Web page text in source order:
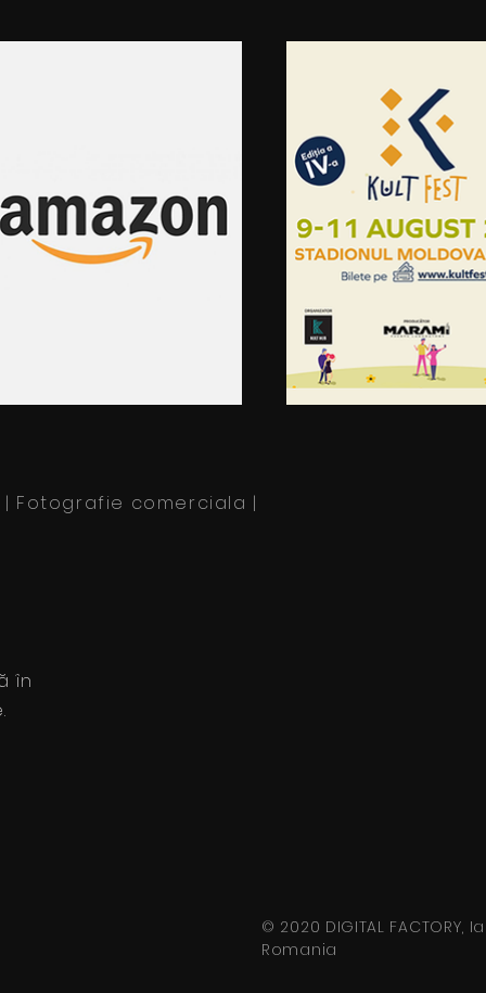
| Fotografie comerciala |
în
© 2020 DIGITAL FACTORY,
Romania